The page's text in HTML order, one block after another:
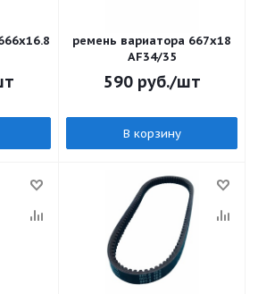
ремень вариатора 667х18
AF34/35
590руб./шт
В корзину